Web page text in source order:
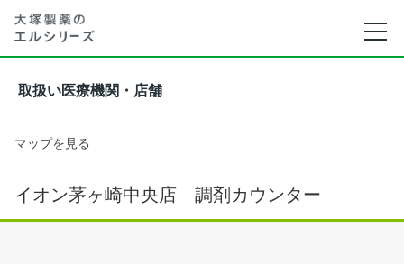
取扱い医療機関・店舗
マップを見る
イオン茅ヶ崎中央店 調剤カウンター